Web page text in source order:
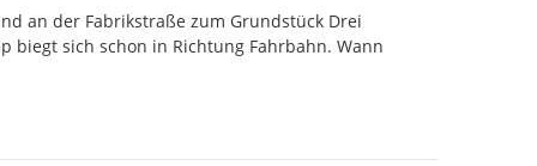
an der Fabrikstraße zum Grundstück Drei
biegt sich schon in Richtung Fahrbahn. Wann